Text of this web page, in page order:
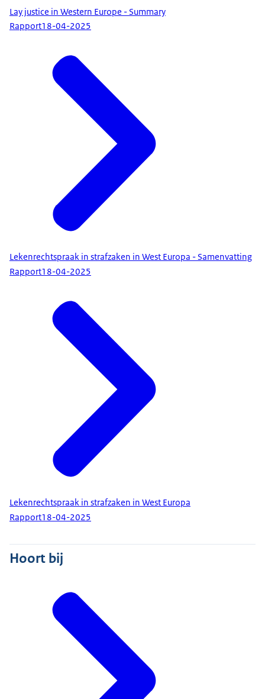
Lay justice in Western Europe - Summary
Rapport18-04-2025
Lekenrechtspraak in strafzaken in West Europa - Samenvatting
Rapport18-04-2025
Lekenrechtspraak in strafzaken in West Europa
Rapport18-04-2025
Hoort bij